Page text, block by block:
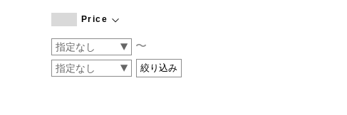
COGTHEBIGSMOKE
CONVERSE
DEAN & DELUCA
Price
〜